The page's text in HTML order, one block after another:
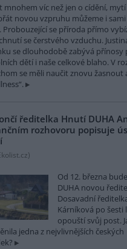
mnohem víc než jen o cídění,
novou vzpruhu můžeme i sami
Probouzející se příroda přímo
se čerstvého vzduchu.
se dlouhodobě zabývá přínosy
dětí i naše celkové blaho. V
se měli naučit znovu žasnout
ředitelka Hnutí DUHA
rozhovoru popisuje
)
Od 12. března
DUHA novou
Dosavadní
Kárníková po šesti
opouští svůj post.
jedna z nejvlivnějších českých